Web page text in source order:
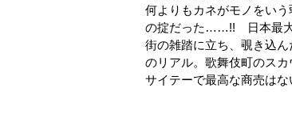
何よりもカネがモノをいう
の掟だった……!! 日本最
街の雑踏に立ち、覗き込ん
のリアル。歌舞伎町のスカ
サイテーで最高な商売はな